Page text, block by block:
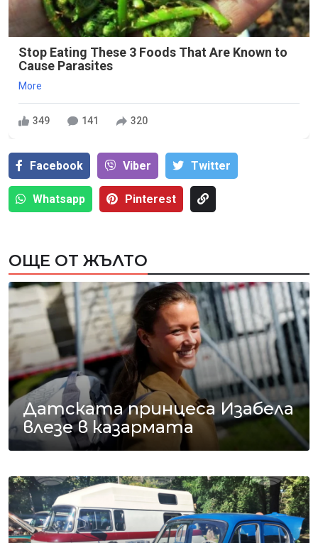
Stop Eating These 3 Foods That Are Known to
Cause Parasites
More
349 141 320
Facebook Viber Тwitter
Whatsapp Pinterest
ОЩЕ ОТ ЖЪЛТО
Датската принцеса Изабела
влезе в казармата